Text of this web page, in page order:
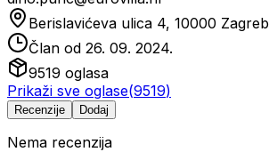
Berislavićeva ulica 4, 10000 Zagreb
Član od 26. 09. 2024.
9519 oglasa
Prikaži sve oglase(9519)
Recenzije Dodaj
Nema recenzija